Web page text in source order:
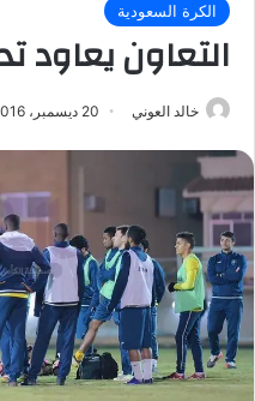
الكرة السعودية
التعاون يعاود
خالد العوني 20 ديسمبر، 2016